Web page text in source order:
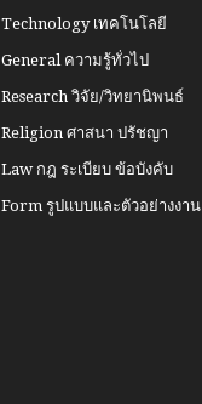
Technology เทคโนโลยี
General ความรู้ทั่วไป
Research วิจัย/วิทยานิพนธ์
Religion ศาสนา ปรัชญา
Law กฎ ระเบียบ ข้อบังคับ
Form รูปแบบและตัวอย่างงาน